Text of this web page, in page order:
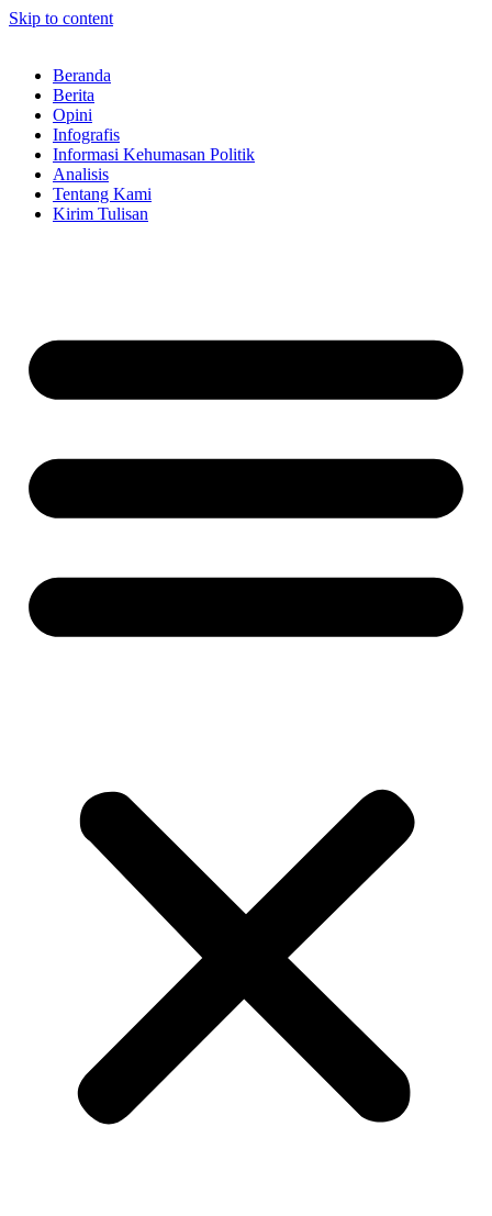
Skip to content
Beranda
Berita
Opini
Infografis
Informasi Kehumasan Politik
Analisis
Tentang Kami
Kirim Tulisan